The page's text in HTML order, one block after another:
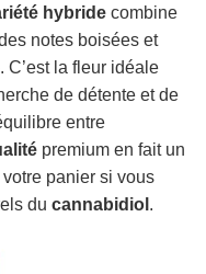
hybride combine
notes boisées et
C’est la fleur idéale
de détente et de
entre
premium en fait un
panier si vous
du cannabidiol .